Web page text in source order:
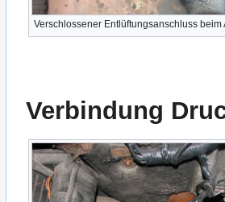
Verschlossener Entlüftungsanschluss beim
Verbindung